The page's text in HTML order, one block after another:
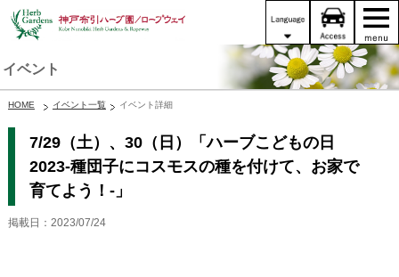
イベント
HOME イベント一覧 イベント詳細
7/29（土）、30（日）「ハーブこどもの日
2023‐種団子にコスモスの種を付けて、お家で
育てよう！‐」
掲載日：2023/07/24